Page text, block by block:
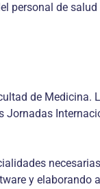
personal de
de Medicina.
Jornadas
y elaborando